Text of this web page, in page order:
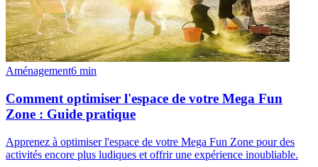
Aménagement6 min
Comment optimiser l'espace de votre Mega Fun
Zone : Guide pratique
Apprenez à optimiser l'espace de votre Mega Fun Zone pour des
activités encore plus ludiques et offrir une expérience inoubliable.